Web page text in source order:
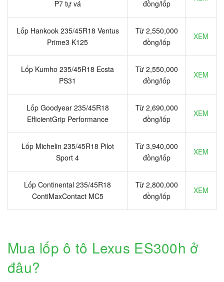
P7 tự vá đồng/lốp
Lốp Hankook 235/45R18 Ventus
Prime3 K125
Từ 2,550,000
đồng/lốp
XEM
Lốp Kumho 235/45R18 Ecsta
PS31
Từ 2,550,000
đồng/lốp
XEM
Lốp Goodyear 235/45R18
EfficientGrip Performance
Từ 2,690,000
đồng/lốp
XEM
Lốp Michelin 235/45R18 Pilot
Sport 4
Từ 3,940,000
đồng/lốp
XEM
Lốp Continental 235/45R18
ContiMaxContact MC5
Từ 2,800,000
đồng/lốp
XEM
Mua lốp ô tô Lexus ES300h ở
đâu?